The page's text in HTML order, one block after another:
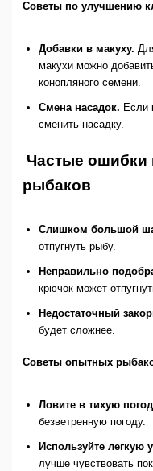
Советы по улучшению
Добавки в макуху.
макухи можно
конопляного семени.
Смена насадок. Если
сменить насадку.
Частые ошибки
рыбаков
Слишком большой
отпугнуть рыбу.
Неправильно
крючок может
Недостаточный
будет сложнее.
Советы опытных
Ловите в тихую
безветренную погоду.
Используйте легкую
лучше чувствовать